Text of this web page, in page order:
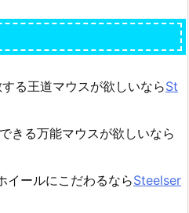
る王道マウスが欲しいならSt
きる万能マウスが欲しいなら
イールにこだわるならSteelser